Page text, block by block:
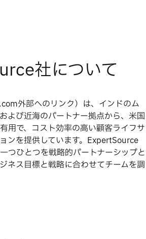
外部へのリンク）は、インドのム
よび近海のパートナー拠点から、米国
用で、コスト効率の高い顧客ライフサ
ンを提供しています。ExpertSource
つひとつを戦略的パートナーシップと
ネス目標と戦略に合わせてチームを調